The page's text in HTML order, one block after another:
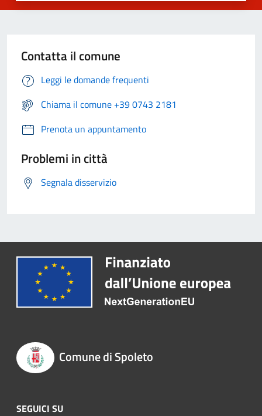
Contatta il comune
Leggi le domande frequenti
Chiama il comune +39 0743 2181
Prenota un appuntamento
Problemi in città
Segnala disservizio
Comune di Spoleto
SEGUICI SU